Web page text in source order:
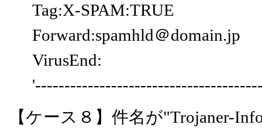
Tag:X-SPAM:TRUE
Forward:spamhld＠domain.jp
VirusEnd:
【ケース８】件名が"Trojaner-